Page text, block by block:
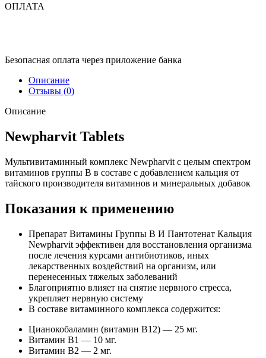
ОПЛАТА
Безопасная оплата через приложение банка
Описание
Отзывы (0)
Описание
Newpharvit Tablets
Мультивитаминный комплекс Newpharvit с целым спектром
витаминов группы В в составе с добавлением кальция от
тайского производителя витаминов и минеральных добавок
Показания к применению
Препарат Витамины Группы B И Пантотенат Кальция
Newpharvit эффективен для восстановления организма
после лечения курсами антибиотиков, иных
лекарственных воздействий на организм, или
перенесенных тяжелых заболеваний
Благоприятно влияет на снятие нервного стресса,
укрепляет нервную систему
В составе витаминного комплекса содержится:
Цианокобаламин (витамин B12) — 25 мг.
Витамин B1 — 10 мг.
Витамин B2 — 2 мг.